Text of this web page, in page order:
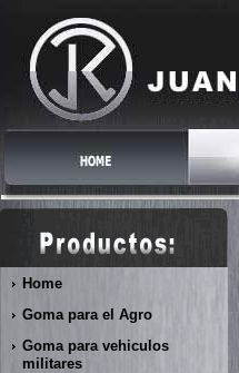
Home
Goma para el Agro
Goma para vehiculos
militares